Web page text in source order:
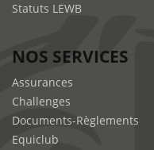
Statuts LEWB
NOS SERVICES
Assurances
Challenges
Documents-Règlements
Equiclub